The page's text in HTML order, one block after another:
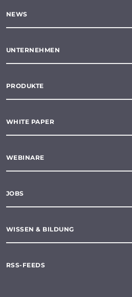
NEWS
UNTERNEHMEN
PRODUKTE
WHITE PAPER
WEBINARE
JOBS
WISSEN & BILDUNG
RSS-FEEDS